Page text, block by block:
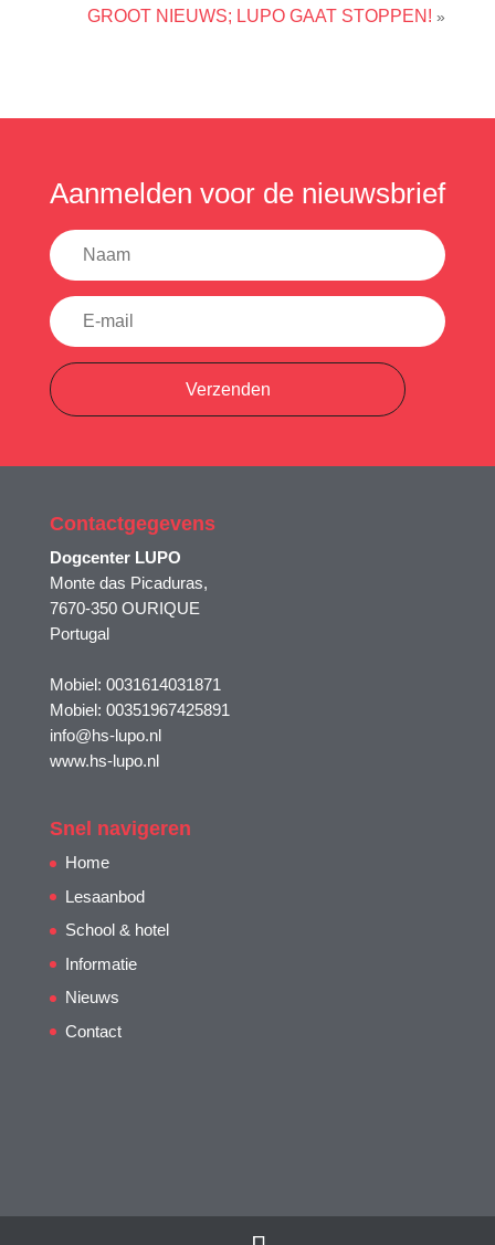
GROOT NIEUWS; LUPO GAAT STOPPEN! »
Aanmelden voor de nieuwsbrief
Verzenden
Contactgegevens
Dogcenter LUPO
Monte das Picaduras,
7670-350 OURIQUE
Portugal
Mobiel: 0031614031871
Mobiel: 00351967425891
info@hs-lupo.nl
www.hs-lupo.nl
Snel navigeren
Home
Lesaanbod
School & hotel
Informatie
Nieuws
Contact